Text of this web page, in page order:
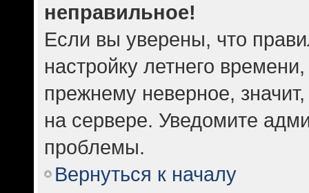
неправильное!
Если вы уверены, что
настройку летнего
прежнему неверное,
на сервере. Уведомите
проблемы.
Вернуться к началу